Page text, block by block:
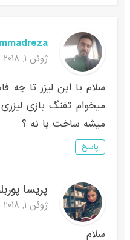
ژوئن 1, 2018 در 12:01 ب.ظ
سلام با این لیزر تا
میخوام تفنگ بازی
میشه ساخت یا نه ؟
پاسخ
پریسا
ژوئن 1, 2018 در 6:58 ب.ظ
سلام